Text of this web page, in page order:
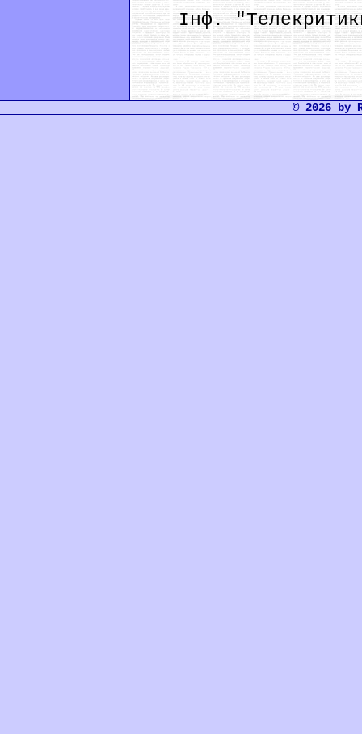
Інф.
© 2026 by